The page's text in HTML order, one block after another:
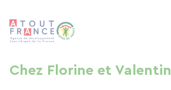
Chez Florine et Valentin